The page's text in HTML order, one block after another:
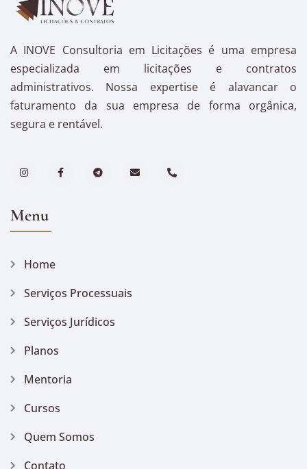
A INOVE Consultoria em Licitações é uma empresa
especializada em licitações e contratos
administrativos. Nossa expertise é alavancar o
faturamento da sua empresa de forma orgânica,
segura e rentável.
Menu
Home
Serviços Processuais
Serviços Jurídicos
Planos
Mentoria
Cursos
Quem Somos
Contato